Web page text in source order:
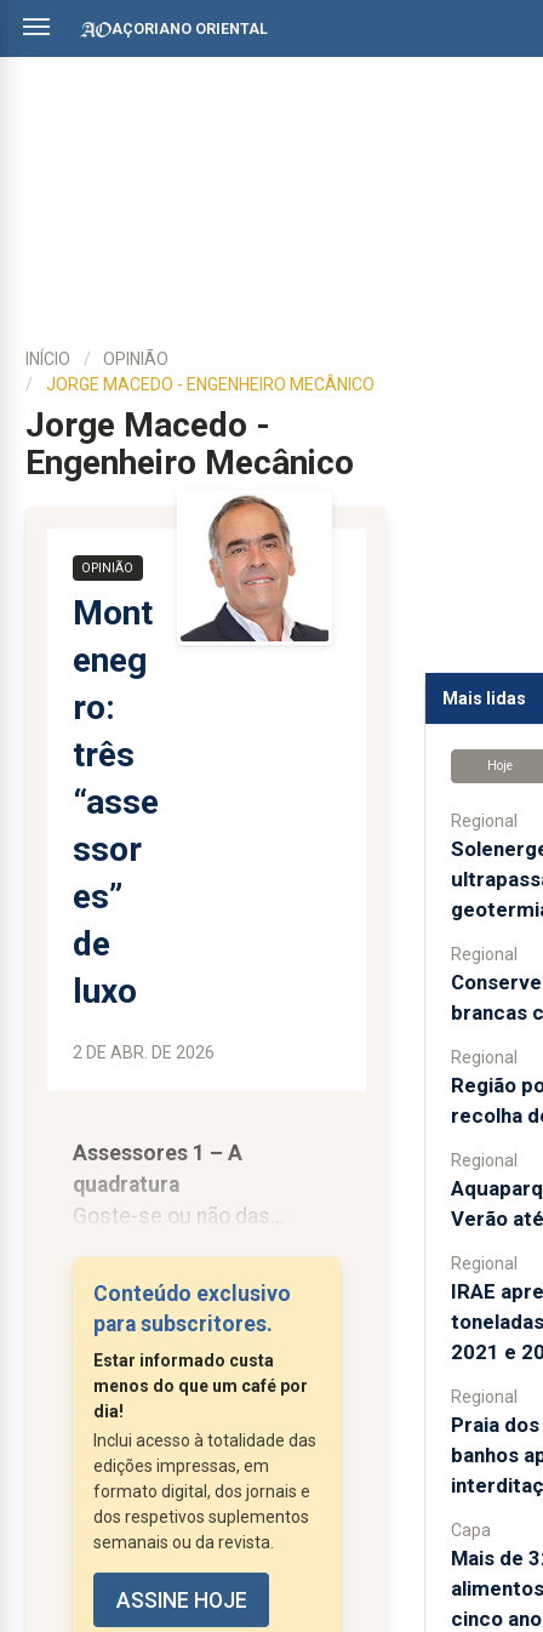
AÇORIANO ORIENTAL
INÍCIO
OPINIÃO
JORGE MACEDO - ENGENHEIRO MECÂNICO
Jorge Macedo -
Engenheiro Mecânico
OPINIÃO
Mont
eneg
ro:
três
“asse
ssor
es”
de
luxo
2 DE ABR. DE 2026
Assessores 1 – A
quadratura
Goste-se ou não das
Passos Coelho ou Cavaco
Silva falam, o “país político”
escuta. Da extrema-direita à
extrema-esquerda, todos
comentam: ou para criticar
o governo ou para
“espaldar” as medidas da
governação.
Faltava José Luís Carneiro,
Conteúdo exclusivo
para subscritores.
Estar informado custa
menos do que um café por
dia!
Inclui acesso à totalidade das
edições impressas, em
formato digital, dos jornais e
dos respetivos suplementos
semanais ou da revista.
ASSINE HOJE
Mais lidas
Hoje
Regional
Regional
brancas
Regional
Região
recolha
Regional
Verão
Regional
IRAE
2021 e
Regional
Praia
banhos
Capa
Mais de
cinco